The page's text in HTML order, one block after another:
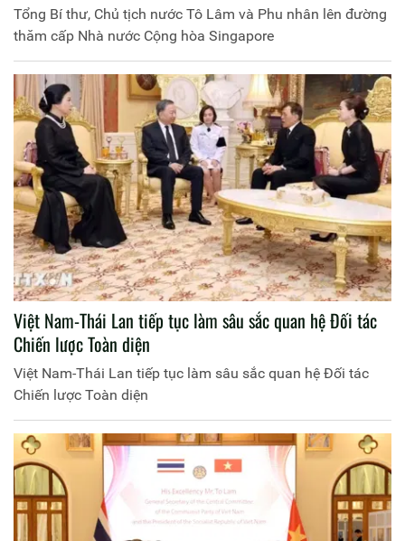
Tổng Bí thư, Chủ tịch nước Tô Lâm và Phu nhân lên đường
thăm cấp Nhà nước Cộng hòa Singapore
Việt Nam-Thái Lan tiếp tục làm sâu sắc quan hệ Đối tác
Chiến lược Toàn diện
Việt Nam-Thái Lan tiếp tục làm sâu sắc quan hệ Đối tác
Chiến lược Toàn diện